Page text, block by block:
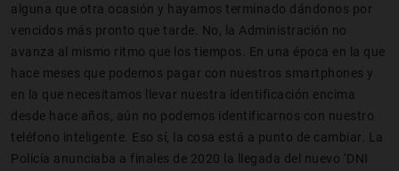
alguna que otra ocasión y hayamos terminado dándonos por
vencidos más pronto que tarde. No, la Administración no
avanza al mismo ritmo que los tiempos. En una época en la que
hace meses que podemos pagar con nuestros smartphones y
en la que necesitamos llevar nuestra identificación encima
desde hace años, aún no podemos identificarnos con nuestro
teléfono inteligente. Eso sí, la cosa está a punto de cambiar. La
Policía anunciaba a finales de 2020 la llegada del nuevo ‘DNI